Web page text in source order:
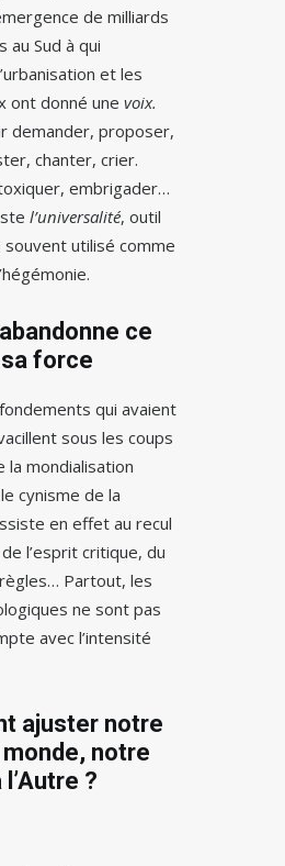
de milliards
au Sud à qui
et les
ont donné une voix.
demander, proposer,
chanter, crier.
embrigader…
l’universalité, outil
utilisé comme
ce
force
qui avaient
sous les coups
la mondialisation
cynisme de la
en effet au recul
l’esprit critique, du
Partout, les
ne sont pas
avec l’intensité
ajuster notre
notre
?